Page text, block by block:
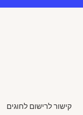
קישור לרישום לחוגים